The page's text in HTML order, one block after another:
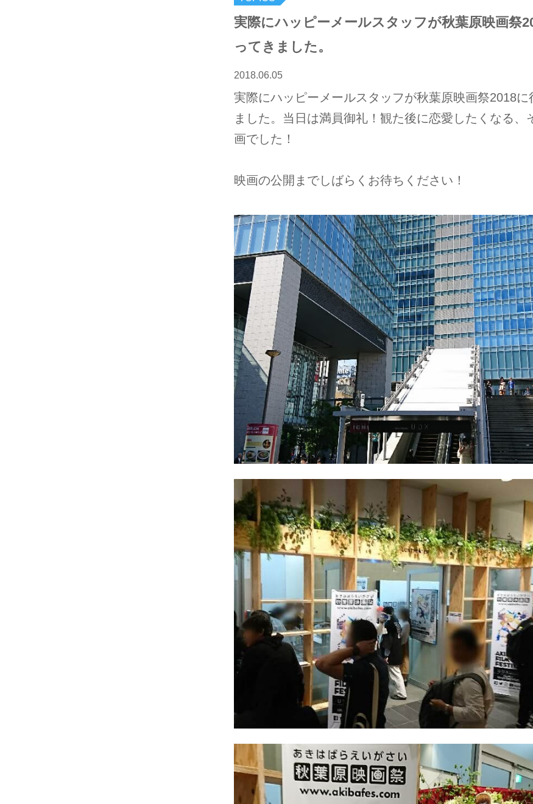
実際にハッピーメールスタッフが秋葉原映画祭
ってきました。
2018.06.05
実際にハッピーメールスタッフが秋葉原映画祭2018に
ました。当日は満員御礼！観た後に恋愛したくなる、
画でした！
映画の公開までしばらくお待ちください！